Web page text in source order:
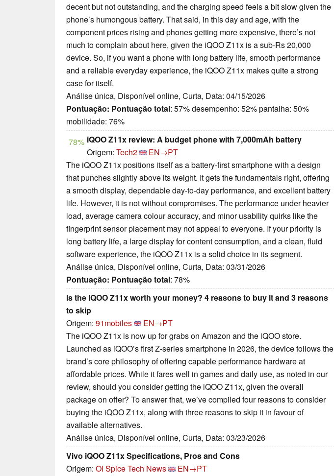
decent but not outstanding, and the charging speed feels a bit slow given the
phone’s humongous battery. That said, in this day and age, with the
component prices rising and phones getting more expensive, there’s not
much to complain about here, given the iQOO Z11x is a sub-Rs 20,000
device. So, if you want a phone with long battery life, smooth performance
and a reliable everyday experience, the iQOO Z11x makes quite a strong
case for itself.
Análise única, Disponível online, Curta, Data: 04/15/2026
Pontuação: Pontuação total: 57% desempenho: 52% pantalha: 50%
mobilidade: 76%
78% iQOO Z11x review: A budget phone with 7,000mAh battery
Origem: Tech2
EN→PT
The iQOO Z11x positions itself as a battery-first smartphone with a design
that punches slightly above its weight. It gets the fundamentals right, offering
a smooth display, dependable day-to-day performance, and excellent battery
life. However, it is not without compromises. The performance under heavier
load, average camera colour accuracy, and minor usability quirks like the
fingerprint sensor placement may not appeal to everyone. If your priority is
long battery life, a large display for content consumption, and a clean, fluid
software experience, the iQOO Z11x is a solid choice in its segment.
Análise única, Disponível online, Curta, Data: 03/31/2026
Pontuação: Pontuação total: 78%
Is the iQOO Z11x worth your money? 4 reasons to buy it and 3 reasons
to skip
Origem: 91mobiles
EN→PT
The iQOO Z11x is now up for grabs on Amazon and the iQOO store.
Launched as iQOO’s first Z-series smartphone in 2026, the device follows the
brand’s core philosophy of offering capable performance hardware at
affordable prices. While it fares well in games and daily use, as noted in our
review, should you consider getting the iQOO Z11x, given the overall
package on offer? To answer that, we’ve compiled four reasons to consider
buying the iQOO Z11x, along with three reasons to skip it in favour of
available alternatives.
Análise única, Disponível online, Curta, Data: 03/23/2026
Vivo iQOO Z11x Specifications, Pros and Cons
Origem: OI Spice Tech News
EN→PT